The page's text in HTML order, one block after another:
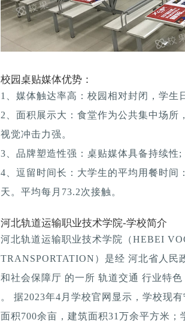
校园桌贴媒体优势：
1、媒体触达率高：校园相对封闭，学生
2、面积展示大：食堂作为公共集中场所
视觉冲击力强。
3、品牌塑造性强：桌贴媒体具备持续性;
4、逗留时间长：大学生的平均用餐时间
天。平均每月73.2次接触。
河北轨道运输职业技术学院-学校简介
河北轨道运输职业技术学院（HEBEI
TRANSPORTATION）是经 河北省人民
和社会保障厅 的一所 轨道交通 行业特
。 据2023年4月学校官网显示，学校现
面积700余亩，建筑面积31万余平方米；